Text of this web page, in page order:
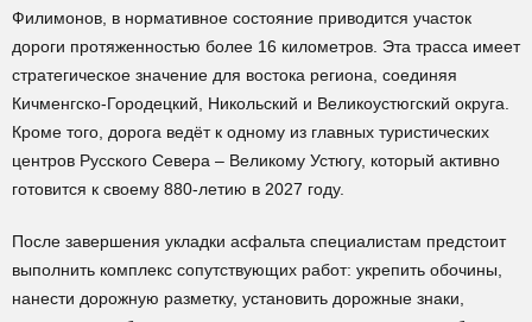
Филимонов, в нормативное состояние приводится участок
дороги протяженностью более 16 километров. Эта трасса имеет
стратегическое значение для востока региона, соединяя
Кичменгско-Городецкий, Никольский и Великоустюгский округа.
Кроме того, дорога ведёт к одному из главных туристических
центров Русского Севера – Великому Устюгу, который активно
готовится к своему 880-летию в 2027 году.
После завершения укладки асфальта специалистам предстоит
выполнить комплекс сопутствующих работ: укрепить обочины,
нанести дорожную разметку, установить дорожные знаки,